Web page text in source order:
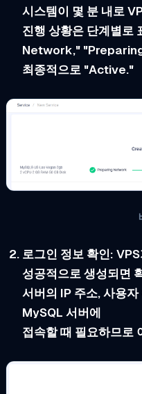
시스템이 몇 분 내로
진행 상황은 단계별로
Network,"
최종적으로 "Active."
로그인 정보 확인:
성공적으로 생성되면
서버의 IP 주소, 사용
MySQL 서버에
접속할 때 필요하므로